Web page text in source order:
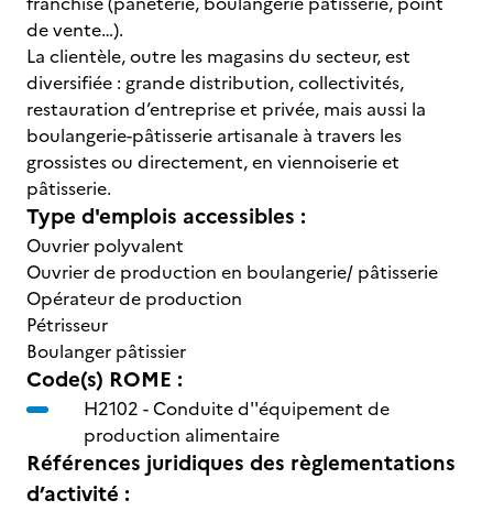
de vente…).
La clientèle, outre les magasins du secteur, est
diversifiée : grande distribution, collectivités,
restauration d’entreprise et privée, mais aussi la
boulangerie-pâtisserie artisanale à travers les
grossistes ou directement, en viennoiserie et
pâtisserie.
Type d'emplois accessibles :
Ouvrier polyvalent
Ouvrier de production en boulangerie/ pâtisserie
Opérateur de production
Pétrisseur
Boulanger pâtissier
Code(s) ROME :
H2102 -Conduite d''équipement de
production alimentaire
Références juridiques des règlementations
d’activité :